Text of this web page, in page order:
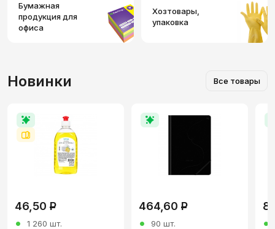
Бумажная
продукция для
офиса
Хозтовары,
упаковка
Новинки Все товары
46,50 Р
1 260 шт.
464,60 Р
90 шт.